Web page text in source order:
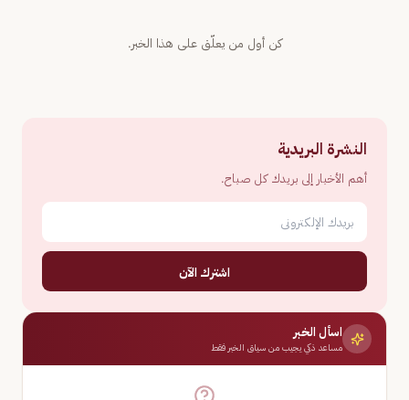
كن أول من يعلّق على هذا الخبر.
النشرة البريدية
أهم الأخبار إلى بريدك كل صباح.
اشترك الآن
اسأل الخبر
مساعد ذكي يجيب من سياق الخبر فقط